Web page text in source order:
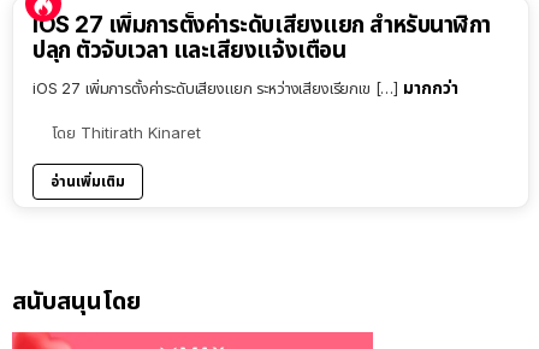
iOS 27 เพิ่มการตั้งค่าระดับเสียงแยก สำหรับนาฬิกา
ปลุก ตัวจับเวลา และเสียงแจ้งเตือน
iOS 27 เพิ่มการตั้งค่าระดับเสียงแยก ระหว่างเสียงเรียกเข […] มากกว่า
โดย Thitirath Kinaret
อ่านเพิ่มเติม
สนับสนุนโดย